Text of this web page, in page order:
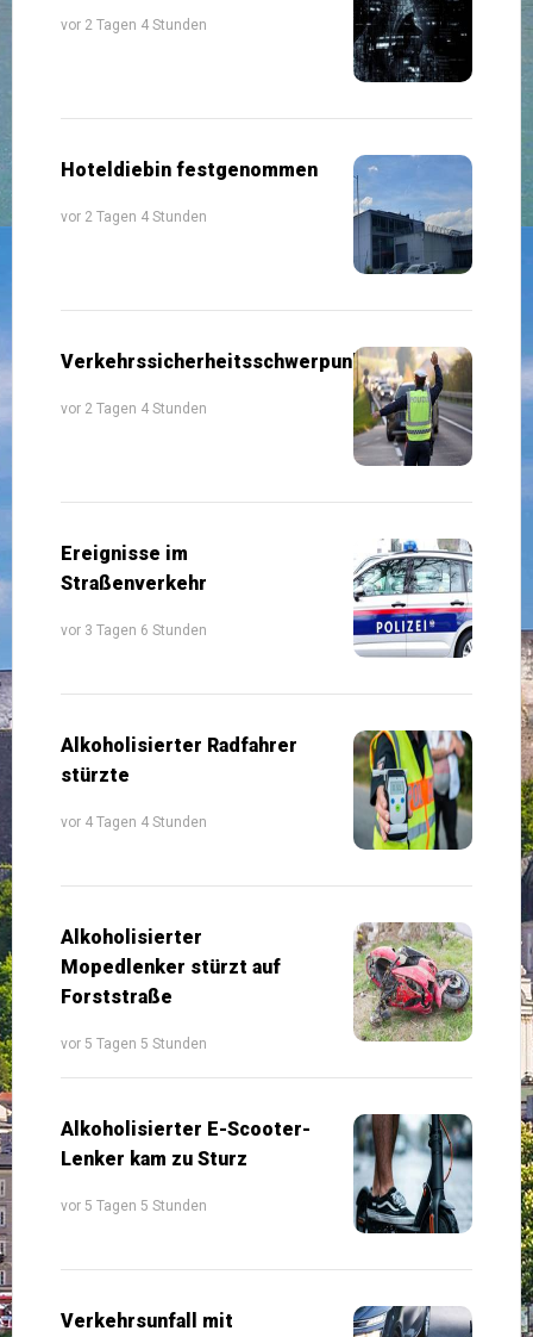
vor 2 Tagen 4 Stunden
Hoteldiebin festgenommen
vor 2 Tagen 4 Stunden
Verkehrssicherheitsschwerpunkte
vor 2 Tagen 4 Stunden
Ereignisse im
Straßenverkehr
vor 3 Tagen 6 Stunden
Alkoholisierter Radfahrer
stürzte
vor 4 Tagen 4 Stunden
Alkoholisierter
Mopedlenker stürzt auf
Forststraße
vor 5 Tagen 5 Stunden
Alkoholisierter E-Scooter-
Lenker kam zu Sturz
vor 5 Tagen 5 Stunden
Verkehrsunfall mit